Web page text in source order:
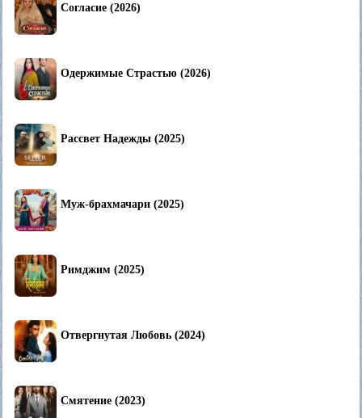
Согласие (2026)
Одержимые Страстью (2026)
Рассвет Надежды (2025)
Муж-брахмачари (2025)
Римджим (2025)
Отвергнутая Любовь (2024)
Смятение (2023)